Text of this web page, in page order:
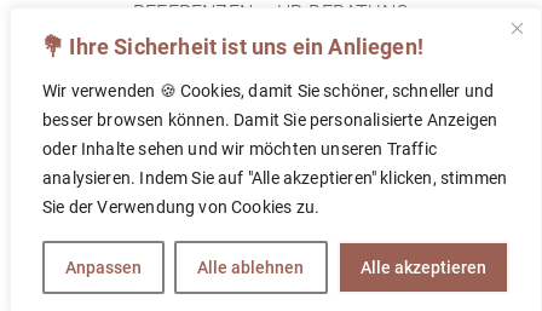
💐 Ihre Sicherheit ist uns ein Anliegen!
Wir verwenden 🍪 Cookies, damit Sie schöner, schneller und
besser browsen können. Damit Sie personalisierte Anzeigen
oder Inhalte sehen und wir möchten unseren Traffic
analysieren. Indem Sie auf "Alle akzeptieren" klicken, stimmen
Sie der Verwendung von Cookies zu.
Anpassen Alle ablehnen Alle akzeptieren
© 2026 TOPF&DECKEL PERSONALBERATUNG
IMPRESSUM DATENSCHUTZ FAQ
FOLLOW US ON
REFERENZEN
HR-BERATUNG